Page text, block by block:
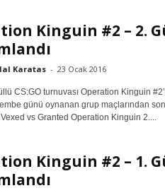
Kinguin #2 – 2.
Karatas - 23 Ocak 2016
CS:GO turnuvası Operation Kinguin
günü oynanan grup maçlarından
Vexed vs Granted Operation Kinguin 2....
Kinguin #2 – 1.